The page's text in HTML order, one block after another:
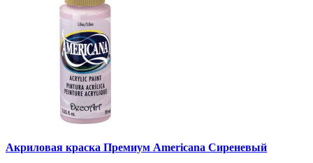
Акриловая краска Премиум Americana Сиреневый